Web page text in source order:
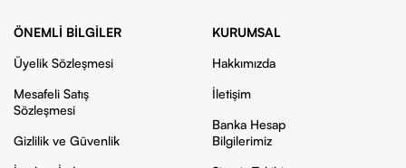
ÖNEMLI BILGILER
Üyelik Sözleşmesi
Mesafeli Satış
Sözleşmesi
Gizlilik ve Güvenlik
KURUMSAL
Hakkımızda
İletişim
Banka Hesap
Bilgilerimiz